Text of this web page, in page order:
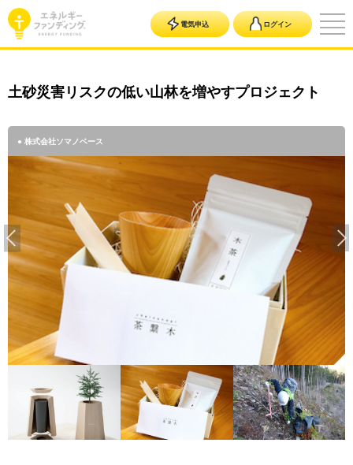
電気申込 ログイン
土砂災害リスクの低い山林を増やすプロジェクト
● 株式会社ソマノベース
● 株式会社ソマノベース
● 株式会社ソマノベース
● 株式会社ソマノベース